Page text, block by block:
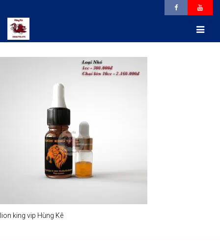
lion king vip Hùng Kê